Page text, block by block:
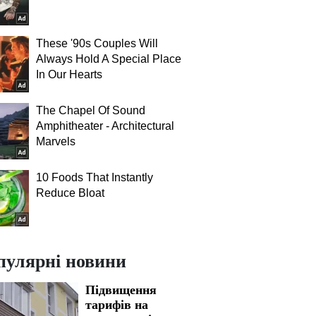
These '90s Couples Will
Always Hold A Special Place
In Our Hearts
The Chapel Of Sound
Amphitheater - Architectural
Marvels
10 Foods That Instantly
Reduce Bloat
новини
Підвищення
тарифів на